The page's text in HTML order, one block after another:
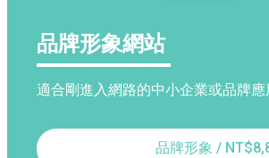
品牌形象網站
適合剛進入網路的中小企業或品牌應
品牌形象 /